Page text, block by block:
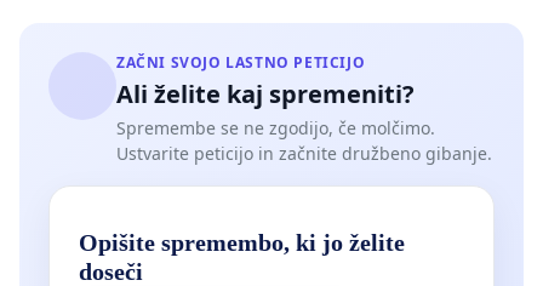
ZAČNI SVOJO LASTNO PETICIJO
Ali želite kaj spremeniti?
Spremembe se ne zgodijo, če molčimo.
Ustvarite peticijo in začnite družbeno gibanje.
Opišite spremembo, ki jo želite
doseči